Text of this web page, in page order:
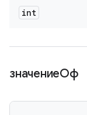
int
значениеОф